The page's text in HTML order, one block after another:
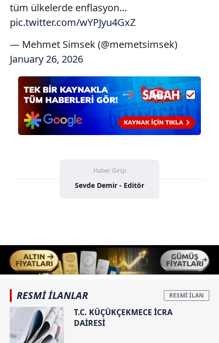
tüm ülkelerde enflasyon…
pic.twitter.com/wYPJyu4GxZ
— Mehmet Simsek (@memetsimsek)
January 26, 2026
Haber Girişi
Sevde Demir - Editör
RESMİ İLANLAR
T.C. KÜÇÜKÇEKMECE İCRA
DAİRESİ